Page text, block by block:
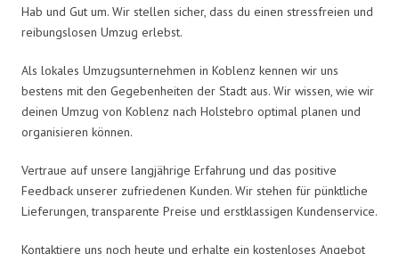
Hab und Gut um. Wir stellen sicher, dass du einen stressfreien und
reibungslosen Umzug erlebst.
Als lokales Umzugsunternehmen in Koblenz kennen wir uns
bestens mit den Gegebenheiten der Stadt aus. Wir wissen, wie wir
deinen Umzug von Koblenz nach Holstebro optimal planen und
organisieren können.
Vertraue auf unsere langjährige Erfahrung und das positive
Feedback unserer zufriedenen Kunden. Wir stehen für pünktliche
Lieferungen, transparente Preise und erstklassigen Kundenservice.
Kontaktiere uns noch heute und erhalte ein kostenloses Angebot